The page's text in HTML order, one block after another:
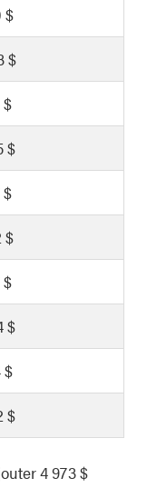
$
$
$
$
$
$
$
$
$
$
4 973 $